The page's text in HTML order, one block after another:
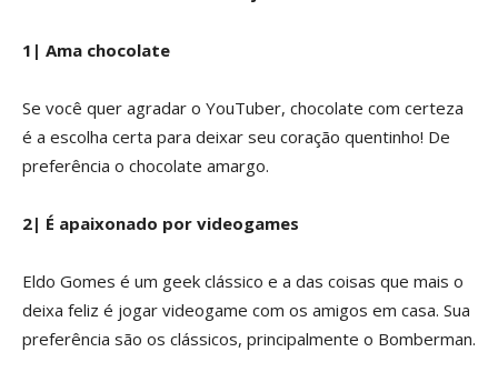
1| Ama chocolate
Se você quer agradar o YouTuber, chocolate com certeza
é a escolha certa para deixar seu coração quentinho! De
preferência o chocolate amargo.
2| É apaixonado por videogames
Eldo Gomes é um geek clássico e a das coisas que mais o
deixa feliz é jogar videogame com os amigos em casa. Sua
preferência são os clássicos, principalmente o Bomberman.